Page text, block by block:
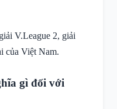
V.League 2, giải
của Việt Nam.
gì đối với